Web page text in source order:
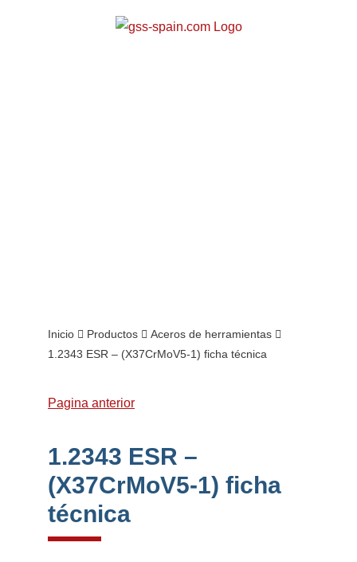
Inicio Productos
Aceros de herramientas
1.2343 ESR – (X37CrMoV5-1) ficha técnica
Pagina anterior
1.2343 ESR –
(X37CrMoV5-1) ficha
técnica